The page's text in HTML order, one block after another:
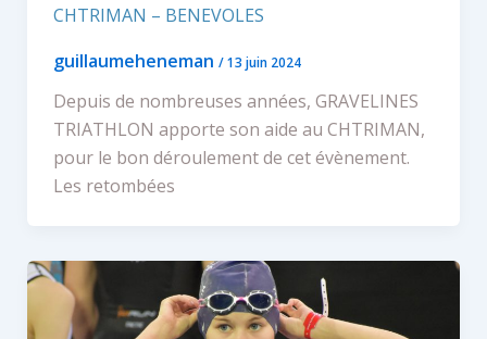
CHTRIMAN – BENEVOLES
guillaumeheneman /13 juin 2024
Depuis de nombreuses années, GRAVELINES
TRIATHLON apporte son aide au CHTRIMAN,
pour le bon déroulement de cet évènement.
Les retombées